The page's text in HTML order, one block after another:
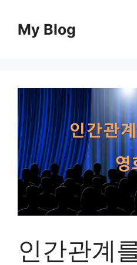
My Blog
인간관계